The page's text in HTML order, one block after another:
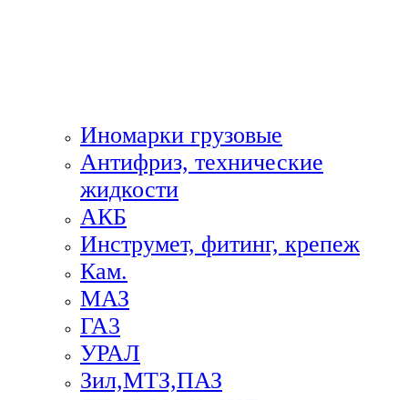
Иномарки грузовые
Антифриз, технические
жидкости
АКБ
Инструмет, фитинг, крепеж
Кам.
МАЗ
ГА3
УРАЛ
Зил,МТЗ,ПАЗ